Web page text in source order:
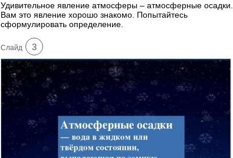
Удивительное явление атмосферы – атмосферные осадки.
Вам это явление хорошо знакомо. Попытайтесь
сформулировать определение.
Cлайд 3